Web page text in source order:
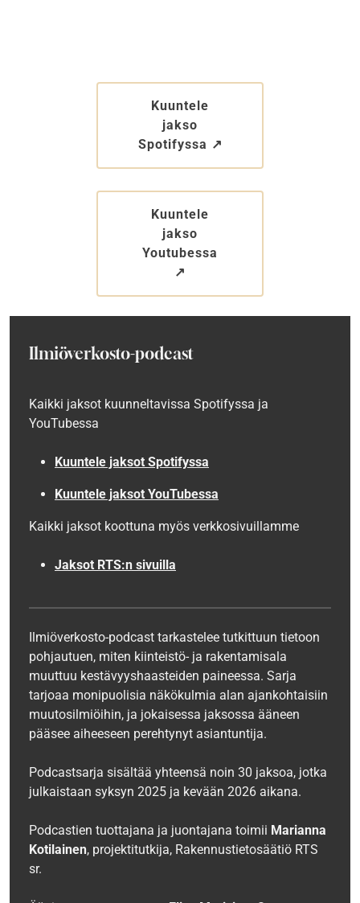
Kuuntele
jakso
Spotifyssa ↗︎
Kuuntele
jakso
Youtubessa
↗︎
Ilmiöverkosto-podcast
Kaikki jaksot kuunneltavissa Spotifyssa ja
YouTubessa
Kuuntele jaksot Spotifyssa
Kuuntele jaksot YouTubessa
Kaikki jaksot koottuna myös verkkosivuillamme
Jaksot RTS:n sivuilla
Ilmiöverkosto-podcast tarkastelee tutkittuun tietoon
pohjautuen, miten kiinteistö- ja rakentamisala
muuttuu kestävyyshaasteiden paineessa. Sarja
tarjoaa monipuolisia näkökulmia alan ajankohtaisiin
muutosilmiöihin, ja jokaisessa jaksossa ääneen
pääsee aiheeseen perehtynyt asiantuntija.
Podcastsarja sisältää yhteensä noin 30 jaksoa, jotka
julkaistaan syksyn 2025 ja kevään 2026 aikana.
Podcastien tuottajana ja juontajana toimii Marianna
Kotilainen, projektitutkija, Rakennustietosäätiö RTS
sr.